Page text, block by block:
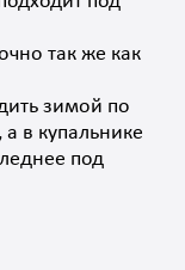
так же как
зимой по
а в купальнике
под